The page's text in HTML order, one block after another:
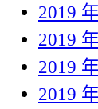
2019
2019
2019
2019